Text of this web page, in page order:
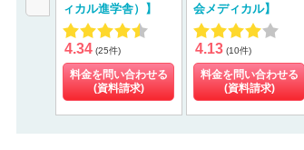
ィカル進学舎）】
4.34 (25件)
料金を問い合わせる
(資料請求)
会メディカル】
4.13 (10件)
料金を問い合わせる
(資料請求)